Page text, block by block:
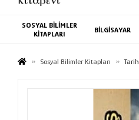
SOSYAL BİLİMLER
KİTAPLARI
BİLGİSAYAR
Sosyal Bilimler Kitapları Tarih